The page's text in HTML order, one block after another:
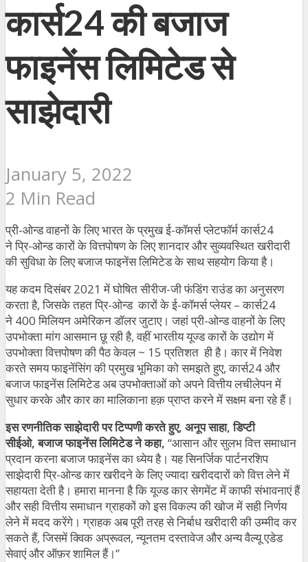
कार्स24 की बजाज
फाइनेंस लिमिटेड से
साझेदारी
January 5, 2022
2 Min Read
प्री-ओन्ड वाहनों के लिए भारत के प्रमुख ई-कॉमर्स प्लेटफॉर्म कार्स24
ने प्रि-ओन्ड कारों के वित्तपोषण के लिए शानदार और सुव्यवस्थित खरीदारी
की सुविधा के लिए बजाज फाइनेंस लिमिटेड के साथ सहयोग किया है।
यह कदम दिसंबर 2021 में घोषित सीरीज-जी फंडिंग राउंड का अनुसरण
करता है, जिसके तहत प्रि-ओन्ड कारों के ई-कॉमर्स प्लेयर – कार्स24
ने 400 मिलियन अमेरिकन डॉलर जुटाए। जहां प्री-ओन्ड वाहनों के लिए
उपभोक्ता मांग आसमान छू रही है, वहीं भारतीय यूज्ड कारों के उद्योग में
उपभोक्ता वित्तपोषण की पैठ केवल ~ 15 प्रतिशत ही है। कार में निवेश
करते समय फाइनेंसिंग की प्रमुख भूमिका को समझते हुए, कार्स24 और
बजाज फाइनेंस लिमिटेड अब उपभोक्ताओं को अपने वित्तीय लचीलेपन में
सुधार करके और कार का मालिकाना हक़ प्राप्त करने में सक्षम बना रहे हैं।
इस रणनीतिक साझेदारी पर टिप्पणी करते हुए, अनूप साहा, डिप्टी
सीईओ, बजाज फाइनेंस लिमिटेड ने कहा, “आसान और सुलभ वित्त समाधान
प्रदान करना बजाज फाइनेंस का ध्येय है। यह सिनर्जिक पार्टनरशिप
साझेदारी प्रि-ओन्ड कार खरीदने के लिए ज्यादा खरीददारों को वित्त लेने में
सहायता देती है। हमारा मानना है कि यूज्ड कार सेगमेंट में काफी संभावनाएं हैं
और सही वित्तीय समाधान ग्राहकों को इस विकल्प की खोज में सही निर्णय
लेने में मदद करेंगे। ग्राहक अब पूरी तरह से निर्बाध खरीदारी की उम्मीद कर
सकते हैं, जिसमें क्विक अप्रूवल, न्यूनतम दस्तावेज और अन्य वैल्यू एडेड
सेवाएं और ऑफ़र शामिल हैं।”